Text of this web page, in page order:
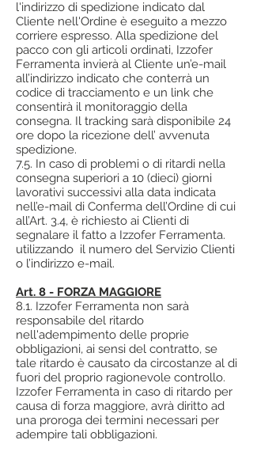
l'indirizzo di spedizione indicato dal
Cliente nell'Ordine è eseguito a mezzo
corriere espresso. Alla spedizione del
pacco con gli articoli ordinati, Izzofer
Ferramenta invierà al Cliente un’e-mail
all’indirizzo indicato che conterrà un
codice di tracciamento e un link che
consentirà il monitoraggio della
consegna. Il tracking sarà disponibile 24
ore dopo la ricezione dell’ avvenuta
spedizione.
7.5. In caso di problemi o di ritardi nella
consegna superiori a 10 (dieci) giorni
lavorativi successivi alla data indicata
nell’e-mail di Conferma dell’Ordine di cui
all’Art. 3.4, è richiesto ai Clienti di
segnalare il fatto a Izzofer Ferramenta.
utilizzando il numero del Servizio Clienti
o l’indirizzo e-mail.
Art. 8 - FORZA MAGGIORE
8.1. Izzofer Ferramenta non sarà
responsabile del ritardo
nell'adempimento delle proprie
obbligazioni, ai sensi del contratto, se
tale ritardo è causato da circostanze al di
fuori del proprio ragionevole controllo.
Izzofer Ferramenta in caso di ritardo per
causa di forza maggiore, avrà diritto ad
una proroga dei termini necessari per
adempire tali obbligazioni.